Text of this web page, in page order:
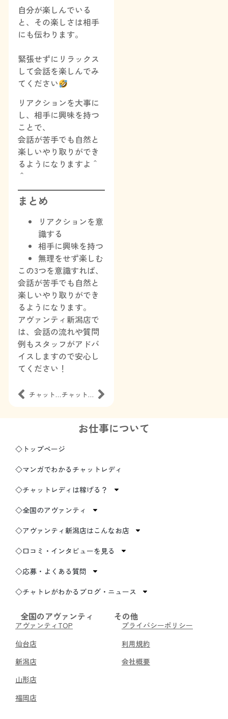
自分が楽しんでいる
と、その楽しさは相手
にも伝わります。
緊張せずにリラックス
して会話を楽しんでみ
てください
リアクションを大事に
し、相手に興味を持つ
ことで、
会話が苦手でも自然と
楽しいやり取りができ
るようになりますよ＾
＾
まとめ
リアクションを意
識する
相手に興味を持つ
無理をせず楽しむ
この3つを意識すれば、
会話が苦手でも自然と
楽しいやり取りができ
るようになります。
アヴァンティ新潟店で
は、会話の流れや質問
例もスタッフがアドバ
イスしますので安心し
てください！
チャットは「第一印象」！ チャットレディってどんな仕事？
お仕事について
◇トップページ
◇マンガでわかるチャットレディ
◇チャットレディは稼げる？
◇全国のアヴァンティ
◇アヴァンティ新潟店はこんなお店
◇口コミ・インタビューを見る
◇応募・よくある質問
◇チャトレがわかるブログ・ニュース
全国のアヴァンティ
アヴァンティTOP
仙台店
新潟店
山形店
福岡店
その他
プライバシーポリシー
利用規約
会社概要